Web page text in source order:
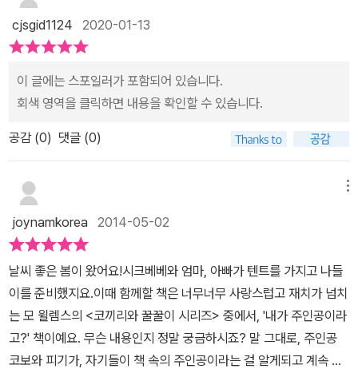
라고. 요 며칠 사이에 여러가지 언론 매체, 정부가 대처하는 것을 보면
서 마치 국민인 우리 마음과 달리 독자적으로 행동하는 것처럼 느껴
진다. 한 권의 책도, 독자와 소통하려 노력하는데 사람대 사람으로 어
떻게 이럴 수가 있는지.책 속의 주인공들도 누군가 자신을 지켜보고
있다는 것을 알고 있는데, 같은 하늘 아래서 살아가고 있는 사람들은
있는 것일까?아이에게 이 책을 읽어주며, 하늘이, 나 자신의 양심이
나 또한 그렇게 살도록 노력해야지.내 아이가 어른이 된 세상에서는
이런 일이 일어나지 않았으면 한다.
cjsgid1124 2020-01-13
이 글에는 스포일러가 포함되어 있습니다.
회색 영역을 클릭하면 내용을 확인할 수 있습니다.
공감 (0) 댓글 (0)
joynamkorea 2014-05-02
날씨 좋은 봄이 왔어요!시크베베와 엄마, 아빠가 텐트를 가지고 나들
이를 준비했지요.이때 함께할 책은 너무너무 사랑스럽고 재치가 넘치
는 모 윌렘스의 <코끼리와 꿀꿀이 시리즈> 중에서, '내가 주인공이라
고?' 책이예요. 무슨 내용인지 정말 궁금하시죠? 말 그대로, 주인공
코보와 피기가, 자기들이 책 속의 주인공이라는 걸 알게되고 계속 계